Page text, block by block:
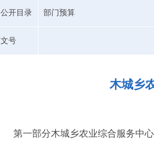
公开目录 部门预算
文号
木城乡
第一部分木城乡农业综合服务中